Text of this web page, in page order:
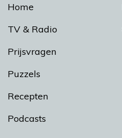
Home
TV & Radio
Prijsvragen
Puzzels
Recepten
Podcasts